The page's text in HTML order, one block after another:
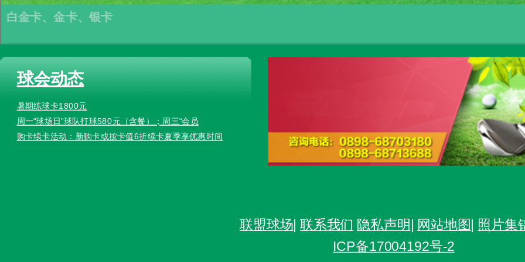
白金卡、金卡、银卡
球会动态
暑期练球卡1800元
周一“球场日”球队打球580元（含餐）；周三“会员
购卡续卡活动：新购卡或按卡值6折续卡夏季享优惠时间
联盟球场 联系我们 隐私声明 网站地图
照片集
ICP备17004192号-2